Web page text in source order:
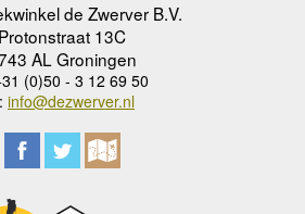
de Zwerver B.V.
Protonstraat 13C
AL Groningen
(0)50 - 3 12 69 50
: info@dezwerver.nl